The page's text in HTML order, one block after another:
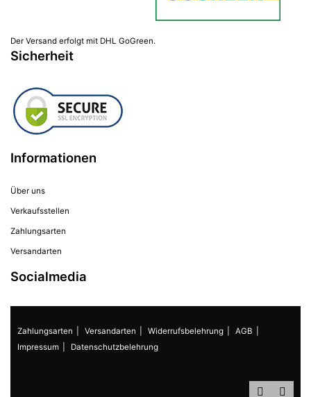
Der Versand erfolgt mit DHL GoGreen.
Sicherheit
Informationen
Über uns
Verkaufsstellen
Zahlungsarten
Versandarten
Socialmedia
Zahlungsarten Versandarten Widerrufsbelehrung
AGB
Impressum
Datenschutzbelehrung